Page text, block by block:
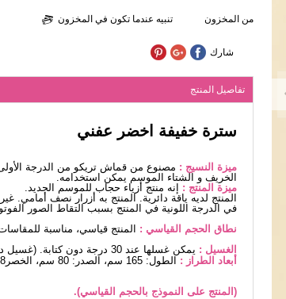
من المخزون تنبيه عندما تكون في المخزون
شارك
تفاصيل المنتج
سترة خفيفة اخضر عفني
ميزة النسيج : مصنوع من قماش تريكو من الدرجة
الخريف و الشتاء الموسم يمكن استخدامه.
ميزة المنتج : إنه منتج أزياء حجاب للموسم الجديد.
المنتج لديه ياقة دائرية. المنتج به أزرار نصف أمامي.
في الدرجة اللونية في المنتج بسبب التقاط الصور
نطاق الحجم القياسي : المنتج قياسي، مناسبة للمقاسات 36-38-40-38-42-42-44-44-46-46-
الغسيل : يمكن غسلها عند 30 درجة دون كتابة. (غسيل دقيق)
أبعاد الطراز : الطول: 165 سم، الصدر: 80 سم، الخصر68، الوركين: 96 سم، الوزن: 54كغ
(المنتج على النموذج بالحجم القياسي).